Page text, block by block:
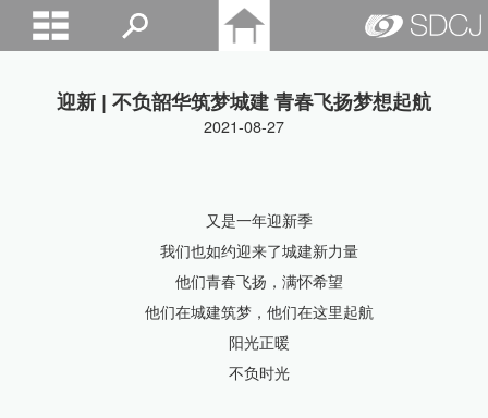
迎新 | 不负韶华筑梦城建 青春飞扬梦想起航
2021-08-27
又是一年迎新季
我们也如约迎来了城建新力量
他们青春飞扬，满怀希望
他们在城建筑梦，他们在这里起航
阳光正暖
不负时光